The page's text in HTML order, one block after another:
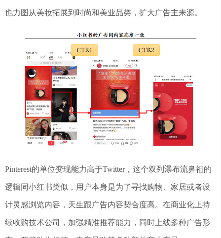
也力图从美妆拓展到时尚和美业品类，扩大广告主来源。
Pinterest的单位变现能力高于Twitter，这个双列瀑布流鼻祖的
逻辑同小红书类似，用户本身是为了寻找购物、家居或者设
计灵感浏览内容，天生跟广告内容契合度高。在商业化上持
续收购技术公司，加强精准推荐能力，同时上线多种广告形